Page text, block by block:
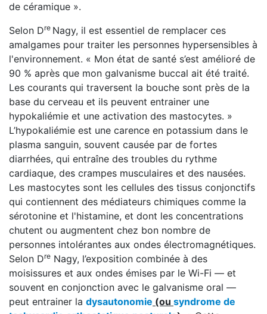
de céramique ».
Selon Dre Nagy, il est essentiel de remplacer ces
amalgames pour traiter les personnes hypersensibles à
l'environnement. « Mon état de santé s’est amélioré de
90 % après que mon galvanisme buccal ait été traité.
Les courants qui traversent la bouche sont près de la
base du cerveau et ils peuvent entrainer une
hypokaliémie et une activation des mastocytes. »
L’hypokaliémie est une carence en potassium dans le
plasma sanguin, souvent causée par de fortes
diarrhées, qui entraîne des troubles du rythme
cardiaque, des crampes musculaires et des nausées.
Les mastocytes sont les cellules des tissus conjonctifs
qui contiennent des médiateurs chimiques comme la
sérotonine et l'histamine, et dont les concentrations
chutent ou augmentent chez bon nombre de
personnes intolérantes aux ondes électromagnétiques.
Selon Dre Nagy, l’exposition combinée à des
moisissures et aux ondes émises par le Wi-Fi — et
souvent en conjonction avec le galvanisme oral —
peut entrainer la dysautonomie (ou syndrome de